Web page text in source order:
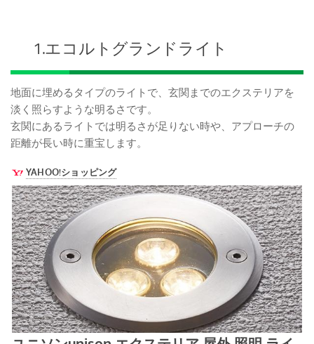
1.エコルトグランドライト
地面に埋めるタイプのライトで、玄関までのエクステリアを
淡く照らすような明るさです。
玄関にあるライトでは明るさが足りない時や、アプローチの
距離が長い時に重宝します。